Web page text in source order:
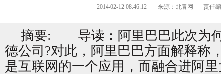
2014-02-12 08:46:12 来源：北青网 责任
摘要: 导读：阿里巴巴此次为
德公司?对此，阿里巴巴方面解释称
是互联网的一个应用，而融合进阿